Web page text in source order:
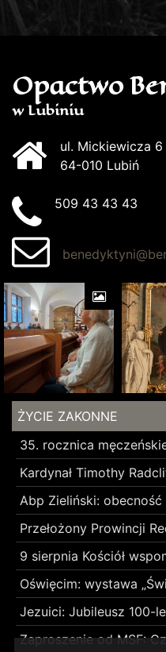
Opactwo
w Lubiniu
ul. Mickiewicza 6
64-010 Lubiń
509 43 43 43
ŻYCIE ZAKONNE
Zaproszenie od MSF: